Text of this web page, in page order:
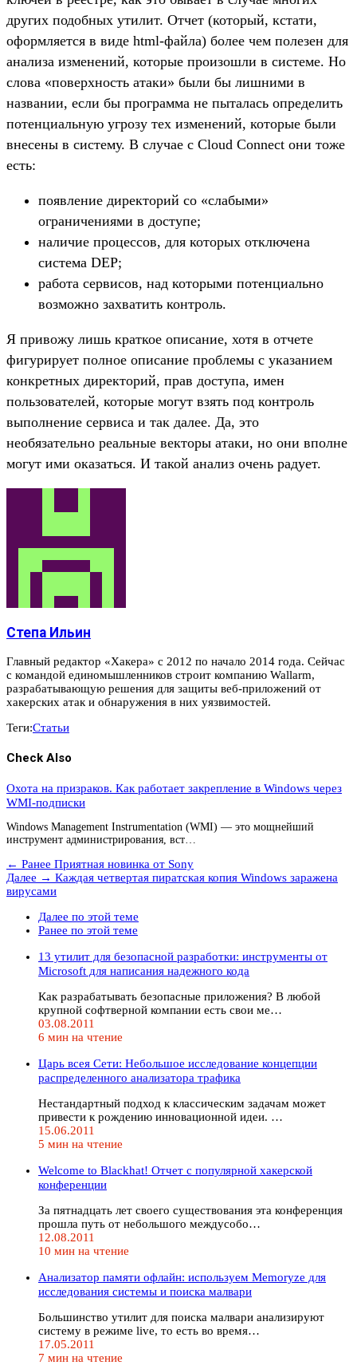
других подобных утилит. Отчет (который, кстати,
оформляется в виде html-файла) более чем полезен для
анализа изменений, которые произошли в системе. Но
слова «поверхность атаки» были бы лишними в
названии, если бы программа не пыталась определить
потенциальную угрозу тех изменений, которые были
внесены в систему. В случае с Cloud Connect они тоже
есть:
появление директорий со «слабыми»
ограничениями в доступе;
наличие процессов, для которых отключена
система DEP;
работа сервисов, над которыми потенциально
возможно захватить контроль.
Я привожу лишь краткое описание, хотя в отчете
фигурирует полное описание проблемы с указанием
конкретных директорий, прав доступа, имен
пользователей, которые могут взять под контроль
выполнение сервиса и так далее. Да, это
необязательно реальные векторы атаки, но они вполне
могут ими оказаться. И такой анализ очень радует.
Степа Ильин
Главный редактор «Хакера» с 2012 по начало 2014 года. Сейчас
с командой единомышленников строит компанию Wallarm,
разрабатывающую решения для защиты веб-приложений от
хакерских атак и обнаружения в них уязвимостей.
Теги:Статьи
Check Also
Охота на призраков. Как работает закрепление в Windows через
WMI-подписки
Windows Management Instrumentation (WMI) — это мощнейший
инструмент администрирования, вст…
← Ранее Приятная новинка от Sony
Далее → Каждая четвертая пиратская копия Windows заражена
вирусами
Далее по этой теме
Ранее по этой теме
13 утилит для безопасной разработки: инструменты от
Microsoft для написания надежного кода
Как разрабатывать безопасные приложения? В любой
крупной софтверной компании есть свои ме…
03.08.2011
6 мин на чтение
Царь всея Сети: Небольшое исследование концепции
распределенного анализатора трафика
Нестандартный подход к классическим задачам может
привести к рождению инновационной идеи. …
15.06.2011
5 мин на чтение
Welcome to Blackhat! Отчет с популярной хакерской
конференции
За пятнадцать лет своего существования эта конференция
прошла путь от небольшого междусобо…
12.08.2011
10 мин на чтение
Анализатор памяти офлайн: используем Memoryze для
исследования системы и поиска малвари
Большинство утилит для поиска малвари анализируют
систему в режиме live, то есть во время…
17.05.2011
7 мин на чтение